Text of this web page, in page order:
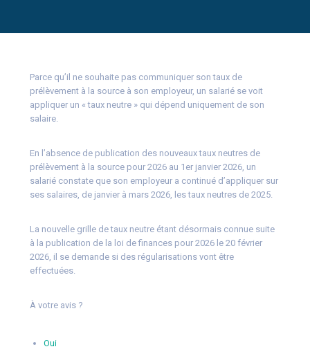
Parce qu’il ne souhaite pas communiquer son taux de
prélèvement à la source à son employeur, un salarié se voit
appliquer un « taux neutre » qui dépend uniquement de son
salaire.
En l’absence de publication des nouveaux taux neutres de
prélèvement à la source pour 2026 au 1er janvier 2026, un
salarié constate que son employeur a continué d’appliquer sur
ses salaires, de janvier à mars 2026, les taux neutres de 2025.
La nouvelle grille de taux neutre étant désormais connue suite
à la publication de la loi de finances pour 2026 le 20 février
2026, il se demande si des régularisations vont être
effectuées.
À votre avis ?
Oui